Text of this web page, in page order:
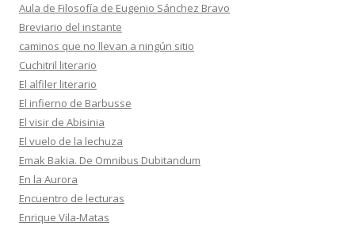
Aula de Filosofía de Eugenio Sánchez Bravo
Breviario del instante
caminos que no llevan a ningún sitio
Cuchitril literario
El alfiler literario
El infierno de Barbusse
El visir de Abisinia
El vuelo de la lechuza
Emak Bakia. De Omnibus Dubitandum
En la Aurora
Encuentro de lecturas
Enrique Vila-Matas